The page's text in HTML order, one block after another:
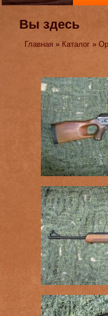
Вы здесь
Главная » Каталог »